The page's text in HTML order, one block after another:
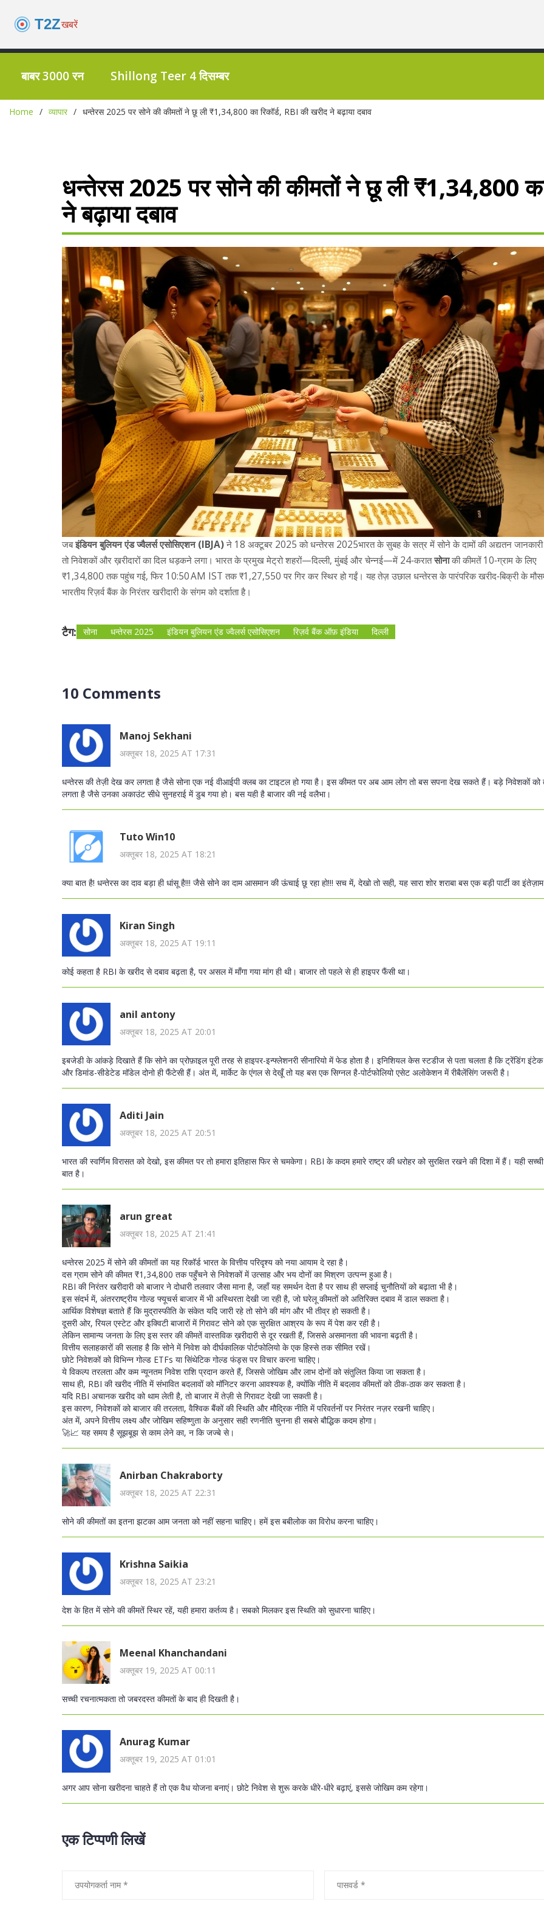
बाबर 3000 रन Shillong Teer 4 दिसम्बर
Home व्यापार धन्तेरस 2025 पर सोने की कीमतों ने छू ली ₹1,34,800 का रिकॉर्ड, RBI की खरीद ने बढ़ाया दबाव
धन्तेरस 2025 पर सोने की कीमतों ने छू ली ₹1,34,800
ने बढ़ाया दबाव
जबइंडियन बुलियन एंड ज्वैलर्स एसोसिएशन (IBJA)ने 18 अक्टूबर 2025 कोधन्तेरस 2025भारतके सुबह के सत्र में सोने के दामों की अद्यतन जानकारी
तो निवेशकों और ख़रीदारों का दिल धड़कने लगा। भारत के प्रमुख मेट्रो शहरों—दिल्ली,मुंबईऔरचेन्नई—में 24‑करातसोनाकी कीमतें 10‑ग्राम के लिए
₹1,34,800 तक पहुंच गई, फिर 10:50 AM IST तक ₹1,27,550 पर गिर कर स्थिर हो गईं। यह तेज़ उछाल धन्तेरस के पारंपरिक खरीद‑बिक्री के
भारतीय रिज़र्व बैंक के निरंतर खरीदारी के संगम को दर्शाता है।
टैग: सोना धन्तेरस 2025 इंडियन बुलियन एंड ज्वैलर्स एसोसिएशन रिज़र्व बैंक ऑफ़ इंडिया दिल्ली
10 Comments
Manoj Sekhani
अक्तूबर 18, 2025 AT 17:31
धन्तेरस की तेज़ी देख कर लगता है जैसे सोना एक नई वीआईपी क्लब का टाइटल हो गया है। इस कीमत पर अब आम लोग तो बस सपना देख सकते हैं। बड़े निवेशकों को
लगता है जैसे उनका अकाउंट सीधे सुनहराई में डुब गया हो। बस यही है बाजार की नई वलैभा।
Tuto Win10
अक्तूबर 18, 2025 AT 18:21
क्या बात है! धन्तेरस का दाव बड़ा ही धांसू है!!! जैसे सोने का दाम आसमान की ऊंचाई छू रहा हो!!! सच में, देखो तो सही, यह सारा शोर शराबा बस एक बड़ी पार्टी का
Kiran Singh
अक्तूबर 18, 2025 AT 19:11
कोई कहता है RBI के खरीद से दबाव बढ़ता है, पर असल में माँगा गया मांग ही थी। बाजार तो पहले से ही हाइपर फैंसी था।
anil antony
अक्तूबर 18, 2025 AT 20:01
इबजेडी के आंकड़े दिखाते हैं कि सोने का प्रोफ़ाइल पूरी तरह से हाइपर-इन्फ्लेशनरी सीनारियो में फेड होता है। इनिशियल केस स्टडीज से पता चलता है कि ट्रेंडिंग
और डिमांड-सीडेटेड मॉडेल दोनो ही फैंटेसी हैं। अंत में, मार्केट के एंगल से देखूँ तो यह बस एक सिग्नल है-पोर्टफोलियो एसेट अलोकेशन में रीबैलेंसिंग जरूरी है।
Aditi Jain
अक्तूबर 18, 2025 AT 20:51
भारत की स्वर्णिम विरासत को देखो, इस कीमत पर तो हमारा इतिहास फिर से चमकेगा। RBI के कदम हमारे राष्ट्र की धरोहर को सुरक्षित रखने की दिशा में हैं। यही सच्ची
बात है।
arun great
अक्तूबर 18, 2025 AT 21:41
धन्तेरस 2025 में सोने की कीमतों का यह रिकॉर्ड भारत के वित्तीय परिदृश्य को नया आयाम दे रहा है।
दस ग्राम सोने की कीमत ₹1,34,800 तक पहुँचने से निवेशकों में उत्साह और भय दोनों का मिश्रण उत्पन्न हुआ है।
RBI की निरंतर खरीदारी को बाजार ने दोधारी तलवार जैसा माना है, जहाँ यह समर्थन देता है पर साथ ही सप्लाई चुनौतियों को बढ़ाता भी है।
इस संदर्भ में, अंतरराष्ट्रीय गोल्ड फ्यूचर्स बाजार में भी अस्थिरता देखी जा रही है, जो घरेलू कीमतों को अतिरिक्त दबाव में डाल सकता है।
आर्थिक विशेषज्ञ बताते हैं कि मुद्रास्फीति के संकेत यदि जारी रहे तो सोने की मांग और भी तीव्र हो सकती है।
दूसरी ओर, रियल एस्टेट और इक्विटी बाजारों में गिरावट सोने को एक सुरक्षित आश्रय के रूप में पेश कर रही है।
लेकिन सामान्य जनता के लिए इस स्तर की कीमतें वास्तविक ख़रीदारी से दूर रखती हैं, जिससे असमानता की भावना बढ़ती है।
वित्तीय सलाहकारों की सलाह है कि सोने में निवेश को दीर्घकालिक पोर्टफोलियो के एक हिस्से तक सीमित रखें।
छोटे निवेशकों को विभिन्न गोल्ड ETFs या सिंथेटिक गोल्ड फंड्स पर विचार करना चाहिए।
ये विकल्प तरलता और कम न्यूनतम निवेश राशि प्रदान करते हैं, जिससे जोखिम और लाभ दोनों को संतुलित किया जा सकता है।
साथ ही, RBI की खरीद नीति में संभावित बदलावों को मॉनिटर करना आवश्यक है, क्योंकि नीति में बदलाव कीमतों को ठीक-ठाक कर सकता है।
यदि RBI अचानक खरीद को थाम लेती है, तो बाजार में तेज़ी से गिरावट देखी जा सकती है।
इस कारण, निवेशकों को बाजार की तरलता, वैश्विक बैंकों की स्थिति और मौद्रिक नीति में परिवर्तनों पर निरंतर नज़र रखनी चाहिए।
अंत में, अपने वित्तीय लक्ष्य और जोखिम सहिष्णुता के अनुसार सही रणनीति चुनना ही सबसे बौद्धिक कदम होगा।
🚀📈 यह समय है सूझबूझ से काम लेने का, न कि जज्बे से।
Anirban Chakraborty
अक्तूबर 18, 2025 AT 22:31
सोने की कीमतों का इतना झटका आम जनता को नहीं सहना चाहिए। हमें इस बबीलोक का विरोध करना चाहिए।
Krishna Saikia
अक्तूबर 18, 2025 AT 23:21
देश के हित में सोने की कीमतें स्थिर रहें, यही हमारा कर्तव्य है। सबको मिलकर इस स्थिति को सुधारना चाहिए।
Meenal Khanchandani
अक्तूबर 19, 2025 AT 00:11
सच्ची रचनात्मकता तो जबरदस्त कीमतों के बाद ही दिखती है।
Anurag Kumar
अक्तूबर 19, 2025 AT 01:01
अगर आप सोना खरीदना चाहते हैं तो एक वैध योजना बनाएं। छोटे निवेश से शुरू करके धीरे-धीरे बढ़ाएं, इससे जोखिम कम रहेगा।
एक टिप्पणी लिखें